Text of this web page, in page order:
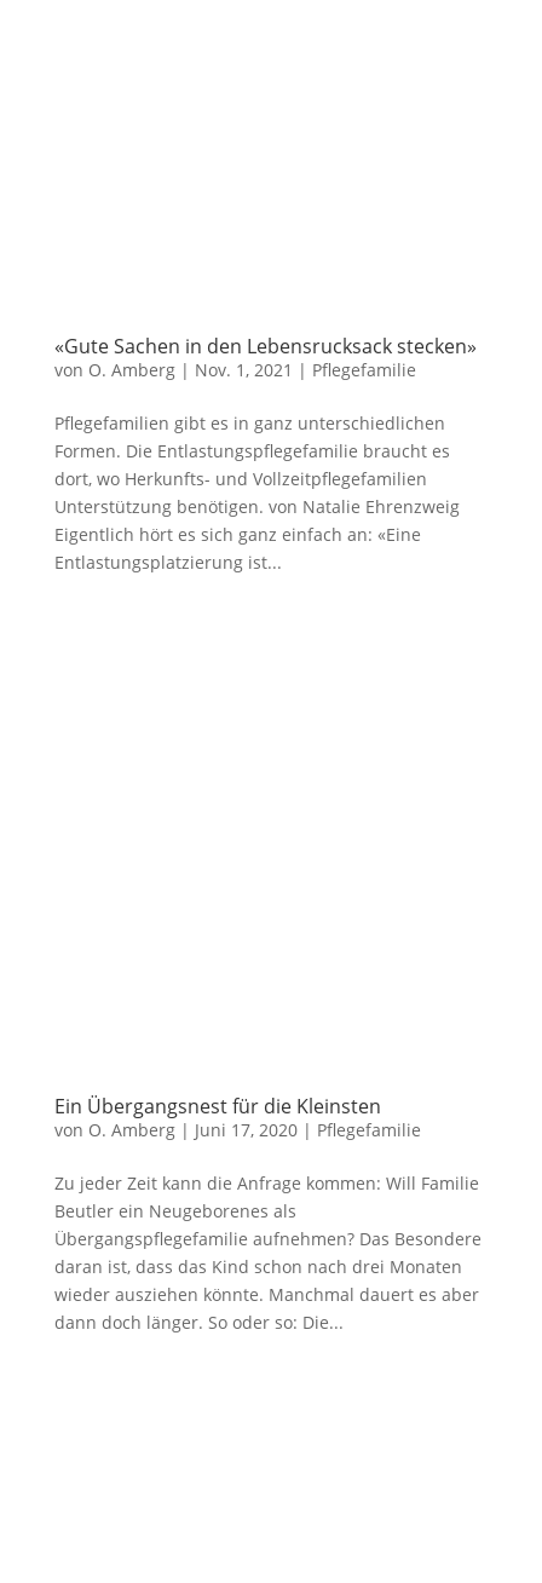
«Gute Sachen in den Lebensrucksack stecken»
von O. Amberg| Nov. 1, 2021 | Pflegefamilie
Pflegefamilien gibt es in ganz unterschiedlichen
Formen. Die Entlastungspflegefamilie braucht es
dort, wo Herkunfts- und Vollzeitpflegefamilien
Unterstützung benötigen. von Natalie Ehrenzweig
Eigentlich hört es sich ganz einfach an: «Eine
Entlastungsplatzierung ist...
Ein Übergangsnest für die Kleinsten
von O. Amberg| Juni 17, 2020| Pflegefamilie
Zu jeder Zeit kann die Anfrage kommen: Will Familie
Beutler ein Neugeborenes als
Übergangspflegefamilie aufnehmen? Das Besondere
daran ist, dass das Kind schon nach drei Monaten
wieder ausziehen könnte. Manchmal dauert es aber
dann doch länger. So oder so: Die...